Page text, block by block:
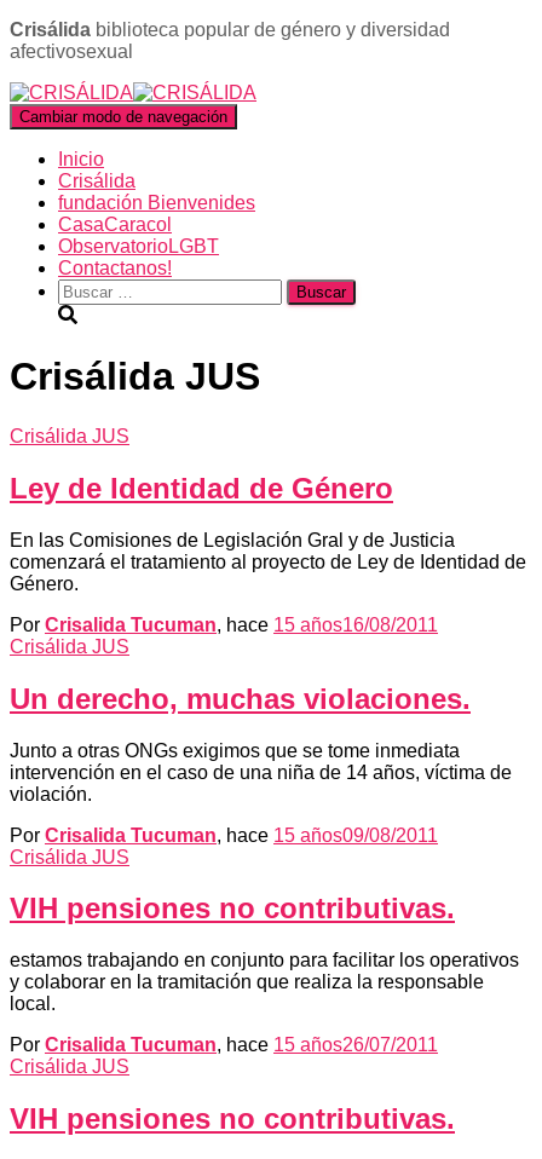
Crisálida biblioteca popular de género y diversidad
afectivosexual
Cambiar modo de navegación
Inicio
Crisálida
fundación Bienvenides
CasaCaracol
ObservatorioLGBT
Contactanos!
Buscar:
Crisálida JUS
Crisálida JUS
Ley de Identidad de Género
En las Comisiones de Legislación Gral y de Justicia
comenzará el tratamiento al proyecto de Ley de Identidad de
Género.
Por Crisalida Tucuman, hace 15 años16/08/2011
Crisálida JUS
Un derecho, muchas violaciones.
Junto a otras ONGs exigimos que se tome inmediata
intervención en el caso de una niña de 14 años, víctima de
violación.
Por Crisalida Tucuman, hace 15 años09/08/2011
Crisálida JUS
VIH pensiones no contributivas.
estamos trabajando en conjunto para facilitar los operativos
y colaborar en la tramitación que realiza la responsable
local.
Por Crisalida Tucuman, hace 15 años26/07/2011
Crisálida JUS
VIH pensiones no contributivas.